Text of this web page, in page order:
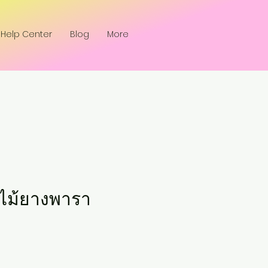
Help Center Blog More
ม้ยางพารา